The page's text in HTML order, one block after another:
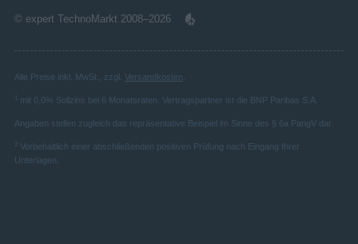
© expert TechnoMarkt 2008–2026
Alle Preise inkl. MwSt., zzgl. Versandkosten
mit 0,0% Sollzins bei 6 Monatsraten. Vertragspartner ist die BNP Paribas S.A.
Angaben stellen zugleich das repräsentative Beispiel im Sinne des § 6a PangV dar.
2 Vorbehaltlich einer abschließenden positiven Prüfung nach Eingang Ihrer
Unterlagen.